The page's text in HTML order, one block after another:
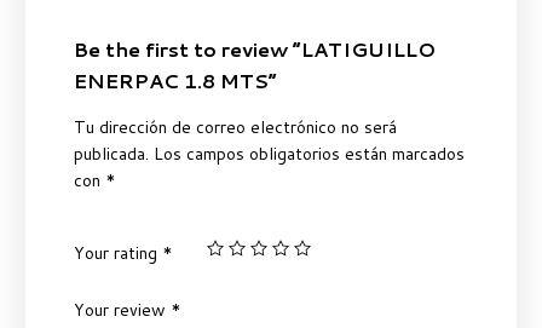
Be the first to review “LATIGUILLO
ENERPAC 1.8 MTS”
Tu dirección de correo electrónico no será
publicada. Los campos obligatorios están marcados
con *
Your rating *
Your review *